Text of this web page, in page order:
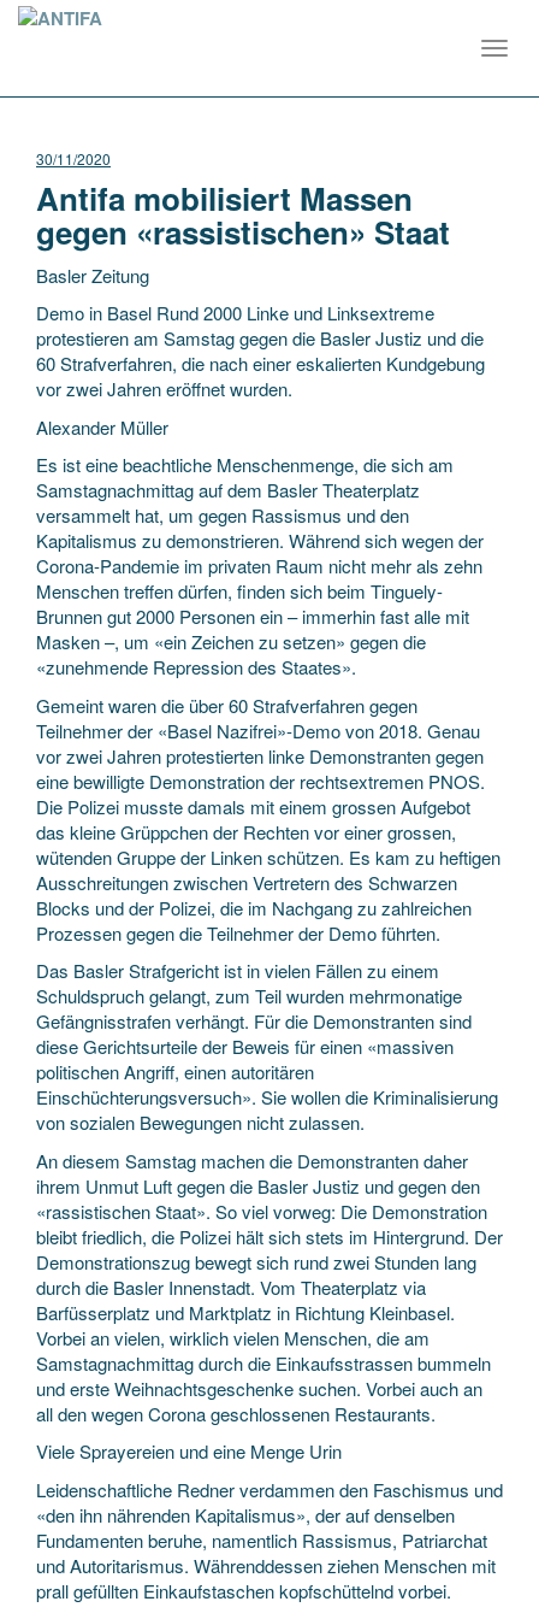
30/11/2020
Antifa mobilisiert Massen
gegen «rassistischen» Staat
Basler Zeitung
Demo in Basel Rund 2000 Linke und Linksextreme
protestieren am Samstag gegen die Basler Justiz und die
60 Strafverfahren, die nach einer eskalierten Kundgebung
vor zwei Jahren eröffnet wurden.
Alexander Müller
Es ist eine beachtliche Menschenmenge, die sich am
Samstagnachmittag auf dem Basler Theaterplatz
versammelt hat, um gegen Rassismus und den
Kapitalismus zu demonstrieren. Während sich wegen der
Corona-Pandemie im privaten Raum nicht mehr als zehn
Menschen treffen dürfen, finden sich beim Tinguely-
Brunnen gut 2000 Personen ein – immerhin fast alle mit
Masken –, um «ein Zeichen zu setzen» gegen die
«zunehmende Repression des Staates».
Gemeint waren die über 60 Strafverfahren gegen
Teilnehmer der «Basel Nazifrei»-Demo von 2018. Genau
vor zwei Jahren protestierten linke Demonstranten gegen
eine bewilligte Demonstration der rechtsextremen PNOS.
Die Polizei musste damals mit einem grossen Aufgebot
das kleine Grüppchen der Rechten vor einer grossen,
wütenden Gruppe der Linken schützen. Es kam zu heftigen
Ausschreitungen zwischen Vertretern des Schwarzen
Blocks und der Polizei, die im Nachgang zu zahlreichen
Prozessen gegen die Teilnehmer der Demo führten.
Das Basler Strafgericht ist in vielen Fällen zu einem
Schuldspruch gelangt, zum Teil wurden mehrmonatige
Gefängnisstrafen verhängt. Für die Demonstranten sind
diese Gerichtsurteile der Beweis für einen «massiven
politischen Angriff, einen autoritären
Einschüchterungsversuch». Sie wollen die Kriminalisierung
von sozialen Bewegungen nicht zulassen.
An diesem Samstag machen die Demonstranten daher
ihrem Unmut Luft gegen die Basler Justiz und gegen den
«rassistischen Staat». So viel vorweg: Die Demonstration
bleibt friedlich, die Polizei hält sich stets im Hintergrund. Der
Demonstrationszug bewegt sich rund zwei Stunden lang
durch die Basler Innenstadt. Vom Theaterplatz via
Barfüsserplatz und Marktplatz in Richtung Kleinbasel.
Vorbei an vielen, wirklich vielen Menschen, die am
Samstagnachmittag durch die Einkaufsstrassen bummeln
und erste Weihnachtsgeschenke suchen. Vorbei auch an
all den wegen Corona geschlossenen Restaurants.
Viele Sprayereien und eine Menge Urin
Leidenschaftliche Redner verdammen den Faschismus und
«den ihn nährenden Kapitalismus», der auf denselben
Fundamenten beruhe, namentlich Rassismus, Patriarchat
und Autoritarismus. Währenddessen ziehen Menschen mit
prall gefüllten Einkaufstaschen kopfschüttelnd vorbei.